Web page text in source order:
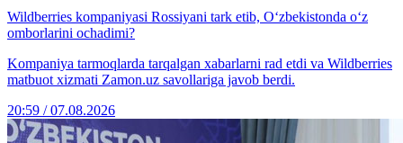
Wildberries kompaniyasi Rossiyani tark etib, O‘zbekistonda o‘z
omborlarini ochadimi?
Kompaniya tarmoqlarda tarqalgan xabarlarni rad etdi va Wildberries
matbuot xizmati Zamon.uz savollariga javob berdi.
20:59 / 07.08.2026